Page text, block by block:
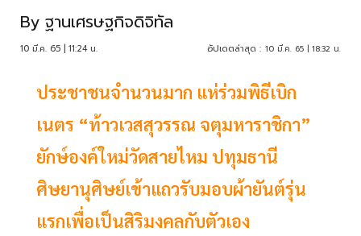
By ฐานเศรษฐกิจดิจิทัล
10 มี.ค. 65 | 11:24 น. อัปเดตล่าสุด : 10 มี.ค. 65 | 18:32 น.
ประชาชนจำนวนมาก แห่ร่วมพิธีเบิก
เนตร “ท้าวเวสสุวรรณ จตุมหาราชิกา”
ยักษ์องค์ใหม่วัดสายไหม ปทุมธานี
ศิษยานุศิษย์เข้าแถวรับมอบผ้ายันต์รุ่น
แรกเพื่อเป็นสิริมงคลกับตัวเอง